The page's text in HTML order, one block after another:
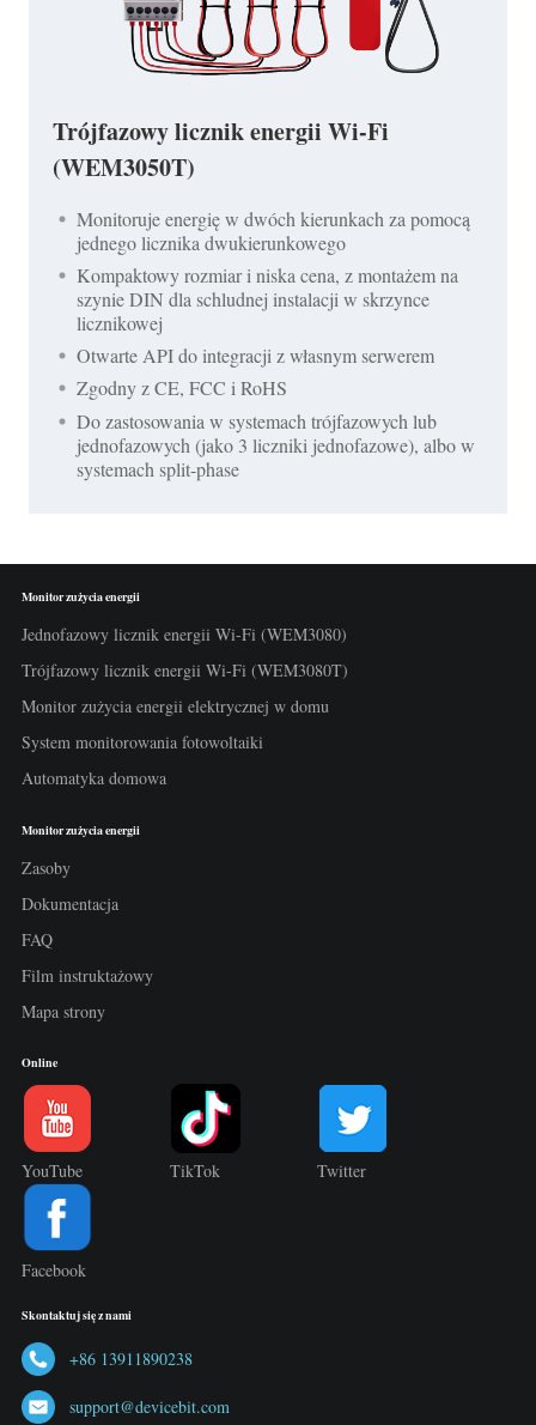
Trójfazowy licznik energii Wi-Fi
(WEM3050T)
Monitoruje energię w dwóch kierunkach za pomocą
jednego licznika dwukierunkowego
Kompaktowy rozmiar i niska cena, z montażem na
szynie DIN dla schludnej instalacji w skrzynce
licznikowej
Otwarte API do integracji z własnym serwerem
Zgodny z CE, FCC i RoHS
Do zastosowania w systemach trójfazowych lub
jednofazowych (jako 3 liczniki jednofazowe), albo w
systemach split-phase
Monitor zużycia energii
Jednofazowy licznik energii Wi-Fi (WEM3080)
Trójfazowy licznik energii Wi-Fi (WEM3080T)
Monitor zużycia energii elektrycznej w domu
System monitorowania fotowoltaiki
Automatyka domowa
Monitor zużycia energii
Zasoby
Dokumentacja
FAQ
Film instruktażowy
Mapa strony
Online
YouTube TikTok Twitter
Facebook
Skontaktuj się z nami
+86 13911890238
support@devicebit.com